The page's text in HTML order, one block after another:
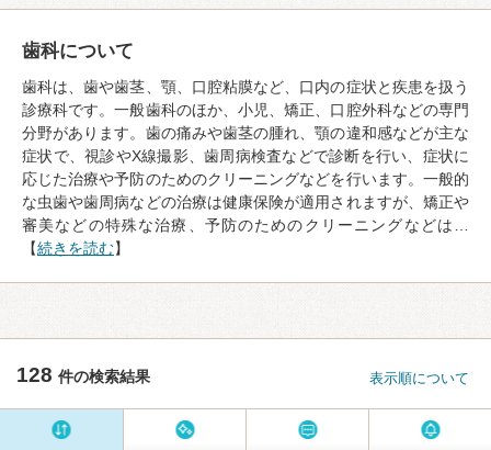
歯科について
歯科は、歯や歯茎、顎、口腔粘膜など、口内の症状と疾患を扱う
診療科です。一般歯科のほか、小児、矯正、口腔外科などの専門
分野があります。歯の痛みや歯茎の腫れ、顎の違和感などが主な
症状で、視診やX線撮影、歯周病検査などで診断を行い、症状に
応じた治療や予防のためのクリーニングなどを行います。一般的
な虫歯や歯周病などの治療は健康保険が適用されますが、矯正や
審美などの特殊な治療、予防のためのクリーニングなどは…
【続きを読む】
128 件の検索結果 表示順について